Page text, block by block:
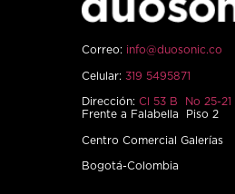
Correo: info@duosonic.co
Celular: 319 5495871
Dirección: Cl 53 B No 25-
Frente a Falabella Piso 2
Centro Comercial Galerías
Bogotá-Colombia